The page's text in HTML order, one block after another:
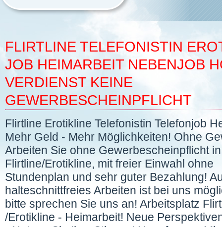
FLIRTLINE TELEFONISTIN
JOB HEIMARBEIT NEBENJOB
VERDIENST KEINE
GEWERBESCHEINPFLICHT
Flirtline Erotikline Telefonistin Telefonjob
Mehr Geld - Mehr Möglichkeiten! Ohne
Arbeiten Sie ohne Gewerbescheinpflicht
Flirtline/Erotikline, mit freier Einwahl ohne
Stundenplan und sehr guter Bezahlung!
halteschnittfreies Arbeiten ist bei uns
bitte sprechen Sie uns an! Arbeitsplatz
/Erotikline - Heimarbeit! Neue